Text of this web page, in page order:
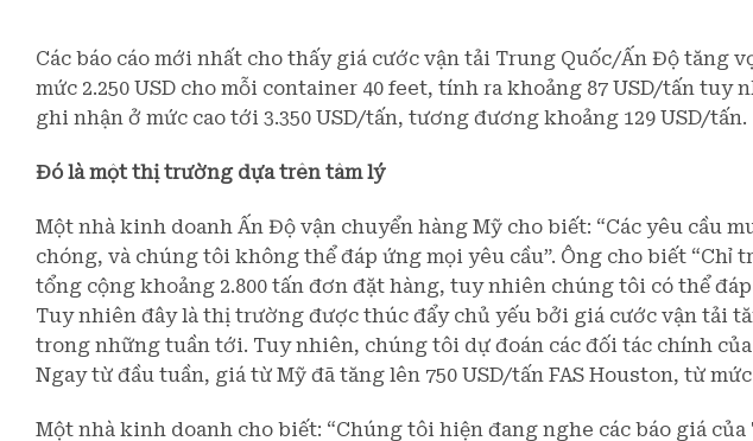
Các báo cáo mới nhất cho thấy giá cước vận tải Trung Quốc/Ấn Độ tăng
mức 2.250 USD cho mỗi container 40 feet, tính ra khoảng 87 USD/tấn
ghi nhận ở mức cao tới 3.350 USD/tấn, tương đương khoảng 129 USD/tấn.
Đó là một thị trường dựa trên tâm lý
Một nhà kinh doanh Ấn Độ vận chuyển hàng Mỹ cho biết: “Các yêu cầu
chóng, và chúng tôi không thể đáp ứng mọi yêu cầu”. Ông cho biết “Chỉ
tổng cộng khoảng 2.800 tấn đơn đặt hàng, tuy nhiên chúng tôi có thể
Tuy nhiên đây là thị trường được thúc đẩy chủ yếu bởi giá cước vận tải
trong những tuần tới. Tuy nhiên, chúng tôi dự đoán các đối tác chính
Ngay từ đầu tuần, giá từ Mỹ đã tăng lên 750 USD/tấn FAS Houston, từ
Một nhà kinh doanh cho biết: “Chúng tôi hiện đang nghe các báo giá